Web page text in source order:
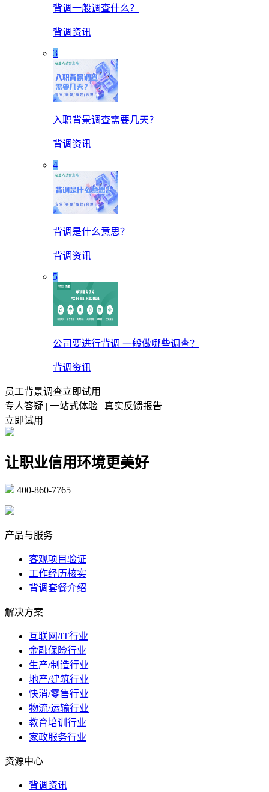
背调一般调查什么？
背调资讯
3
入职背景调查需要几天？
背调资讯
4
背调是什么意思？
背调资讯
5
公司要进行背调 一般做哪些调查？
背调资讯
员工背景调查立即试用
专人答疑 | 一站式体验 | 真实反馈报告
立即试用
让职业信用环境更美好
400-860-7765
产品与服务
客观项目验证
工作经历核实
背调套餐介绍
解决方案
互联网/IT行业
金融保险行业
生产/制造行业
地产/建筑行业
快消/零售行业
物流/运输行业
教育培训行业
家政服务行业
资源中心
背调资讯